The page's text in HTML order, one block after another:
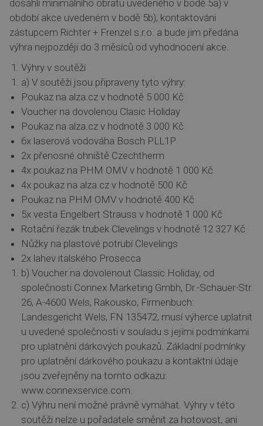
dosáhli minimálního obratu uvedeného v bodě 5a) v
období akce uvedeném v bodě 5b), kontaktováni
zástupcem Richter + Frenzel s.r.o. a bude jim předána
výhra nejpozději do 3 měsíců od vyhodnocení akce.
Výhry v soutěži
a) V soutěži jsou připraveny tyto výhry:
Poukaz na alza.cz v hodnotě 5 000 Kč
Voucher na dovolenou Clasic Holiday
Poukaz na alza.cz v hodnotě 3 000 Kč
6x laserová vodováha Bosch PLL1P
2x přenosné ohniště Czechtherm
4x poukaz na PHM OMV v hodnotě 1 000 Kč
4x poukaz na alza.cz v hodnotě 500 Kč
Poukaz na PHM OMV v hodnotě 400 Kč
5x vesta Engelbert Strauss v hodnotě 1 000 Kč
Rotační řezák trubek Clevelings v hodnotě 12 327 Kč
Nůžky na plastové potrubí Clevelings
2x lahev italského Prosecca
b) Voucher na dovolenout Classic Holiday, od
společnosti Connex Marketing Gmbh, Dr.-Schauer-Str.
26, A-4600 Wels, Rakousko, Firmenbuch:
Landesgericht Wels, FN 135472, musí výherce uplatnit
u uvedené společnosti v souladu s jejími podmínkami
pro uplatnění dárkových poukazů. Základní podmínky
pro uplatnění dárkového poukazu a kontaktní údaje
jsou zveřejněny na tomto odkazu:
www.connexservice.com.
c) Výhru není možné právně vymáhat. Výhry v této
soutěži nelze u pořadatele směnit za hotovost, ani